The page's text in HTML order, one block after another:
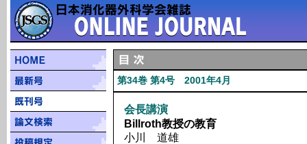
第34巻 第4号 2001年4月
会長講演
Billroth教授の教育
小川 道雄